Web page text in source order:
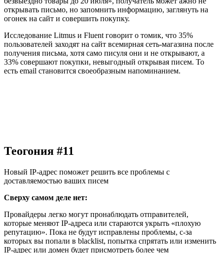
открывать письмо, но запомнить информацию, заглянуть на
огонек на сайт и совершить покупку.
Исследование Litmus и Fluent говорит о томик, что 35%
пользователей заходят на сайт всемирная сеть-магазина после
получения письма, хотя само писуля они и не открывают, а
33% совершают покупки, невыгодный открывая писем. То
есть email становится своеобразным напоминанием.
Теогония #11
Новый IP-адрес поможет решить все проблемы с
доставляемостью ваших писем
Сверху самом деле нет:
Провайдеры легко могут пронаблюдать отправителей,
которые меняют IP-адреса или стараются укрыть «плохую
репутацию». Пока не будут исправлены проблемы, с-за
которых вы попали в blacklist, попытка спрятать или изменить
IP-адрес или домен будет присмотреть более чем